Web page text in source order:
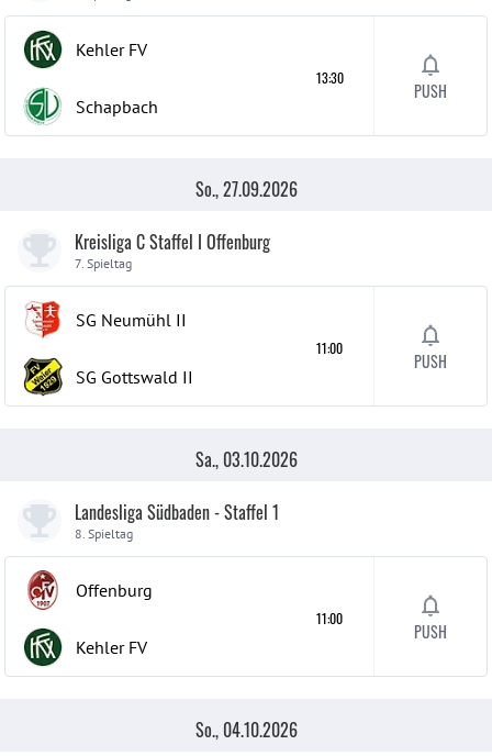
Kehler FV
Schapbach
13:30
PUSH
So., 27.09.2026
Kreisliga C Staffel I Offenburg
7. Spieltag
SG Neumühl II
SG Gottswald II
11:00
PUSH
Sa., 03.10.2026
Landesliga Südbaden - Staffel 1
8. Spieltag
Offenburg
Kehler FV
11:00
PUSH
So., 04.10.2026